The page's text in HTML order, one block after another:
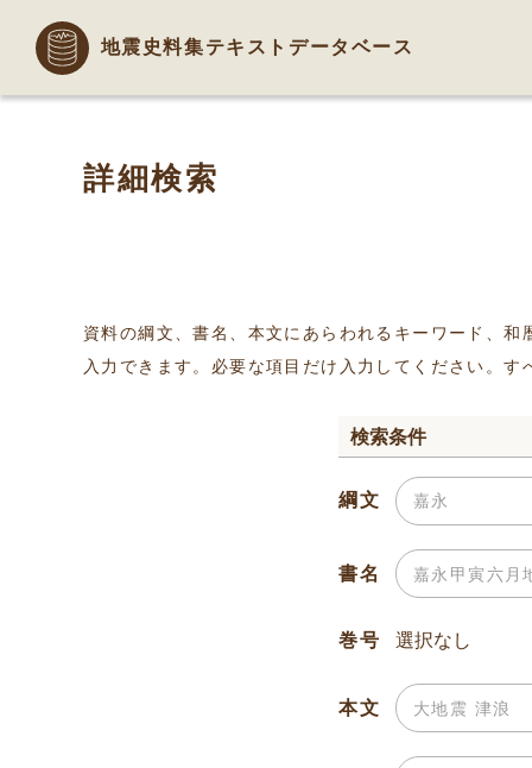
地震史料集テキストデータベース
詳細検索
資料の綱文、書名、本文にあらわれるキーワード、
入力できます。必要な項目だけ入力してください。
検索条件
綱文
書名
巻号
本文